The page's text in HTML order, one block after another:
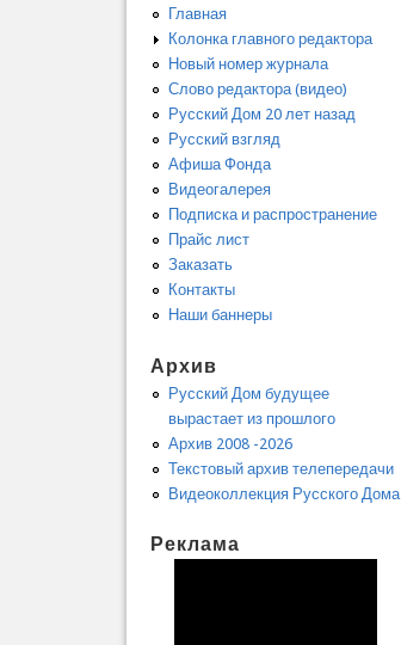
Главная
Колонка главного редактора
Новый номер журнала
Слово редактора (видео)
Русский Дом 20 лет назад
Русский взгляд
Афиша Фонда
Видеогалерея
Подписка и распространение
Прайс лист
Заказать
Контакты
Наши баннеры
Архив
Русский Дом будущее
вырастает из прошлого
Архив 2008 -2026
Текстовый архив телепередачи
Видеоколлекция Русского Дома
Реклама